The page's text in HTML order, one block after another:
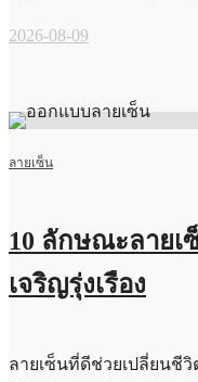
2026-08-09
ลายเซ็น
10 ลักษณะลายเ
เจริญรุ่งเรือง
ลายเซ็นที่ดีช่วยเปลี่ยนชี